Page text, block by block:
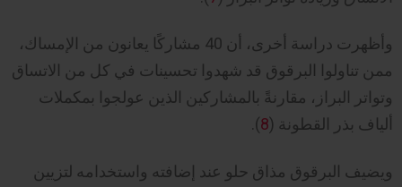
وأظهرت دراسة أخرى، أن 40 مشاركًا يعانون من الإمساك،
ممن تناولوا البرقوق قد شهدوا تحسينات في كل من الاتساق
وتواتر البراز، مقارنةً بالمشاركين الذين عولجوا بمكملات
ألياف بذر القطونة (8
).
ويضيف البرقوق مذاق حلو عند إضافته واستخدامه لتزيين